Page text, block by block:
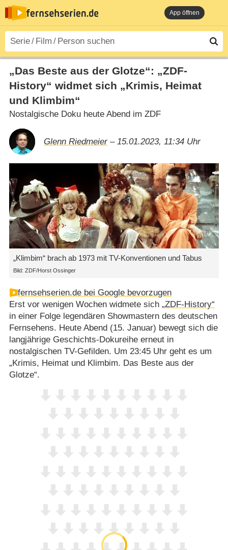
App öffnen
„Das Beste aus der Glotze“: „ZDF-
History“ widmet sich „Krimis, Heimat
und Klimbim“
Nostalgische Doku heute Abend im ZDF
Glenn Riedmeier– 15.01.2023, 11:34 Uhr
„Klimbim“ brach ab 1973 mit TV-Konventionen und Tabus
Bild: ZDF/Horst Ossinger
fernsehserien.de bei Google bevorzugen
Erst vor wenigen Wochen widmete sich „ZDF-History“
in einer Folge legendären Showmastern des deutschen
Fernsehens. Heute Abend (15. Januar) bewegt sich die
langjährige Geschichts-Dokureihe erneut in
nostalgischen TV-Gefilden. Um 23:45 Uhr geht es um
„Krimis, Heimat und Klimbim. Das Beste aus der
Glotze“.